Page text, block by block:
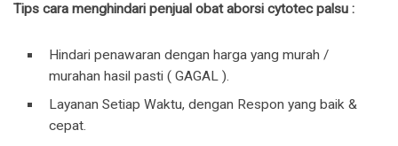
Tips cara menghindari penjual obat aborsi cytotec palsu :
Hindari penawaran dengan harga yang murah /
murahan hasil pasti ( GAGAL ).
Layanan Setiap Waktu, dengan Respon yang baik &
cepat.